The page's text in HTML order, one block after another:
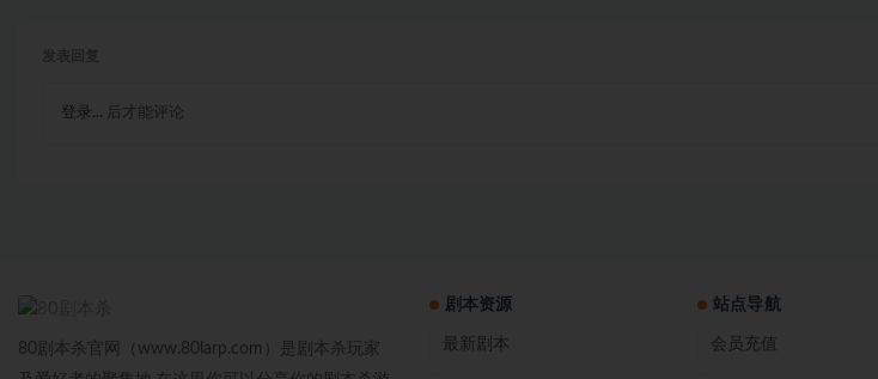
登录... 后才能评论
80剧本杀官网（www.80larp.com）是剧本杀玩家
剧本资源
最新剧本
站点导航
会员充值